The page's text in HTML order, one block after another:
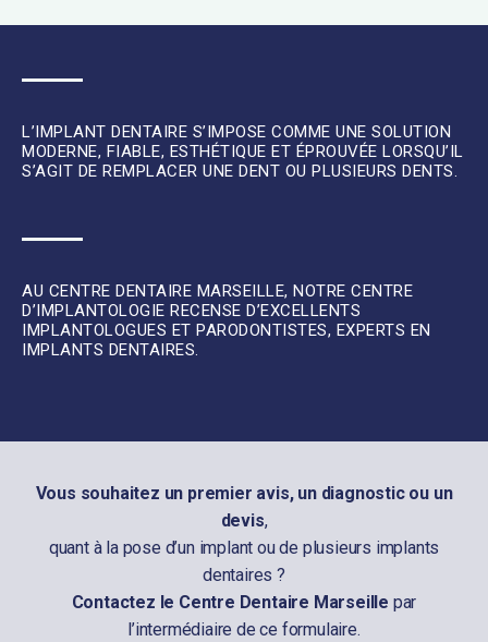
L’IMPLANT DENTAIRE S’IMPOSE COMME UNE SOLUTION
MODERNE, FIABLE, ESTHÉTIQUE ET ÉPROUVÉE LORSQU’IL
S’AGIT DE REMPLACER UNE DENT OU PLUSIEURS DENTS.
AU CENTRE DENTAIRE MARSEILLE, NOTRE CENTRE
D’IMPLANTOLOGIE RECENSE D’EXCELLENTS
IMPLANTOLOGUES ET PARODONTISTES, EXPERTS EN
IMPLANTS DENTAIRES.
Vous souhaitez un premier avis, un diagnostic ou un
devis,
quant à la pose d’un implant ou de plusieurs implants
dentaires ?
Contactez le Centre Dentaire Marseille par
l’intermédiaire de ce formulaire.